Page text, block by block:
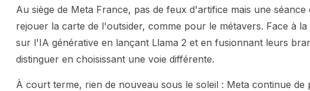
Au siège de Meta France, pas de feux d'artifice mais une
rejouer la carte de l'outsider, comme pour le métavers. Face à
sur l'IA générative en lançant Llama 2 et en fusionnant leurs
distinguer en choisissant une voie différente.
À court terme, rien de nouveau sous le soleil : Meta continue